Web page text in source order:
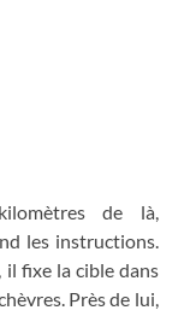
kilomètres de là,
les instructions.
il fixe la cible dans
Près de lui,